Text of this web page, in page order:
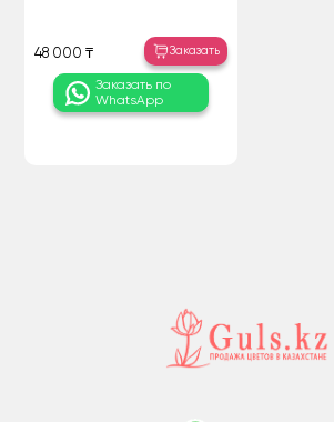
48 000 ₸ Заказать
Заказать по
WhatsApp